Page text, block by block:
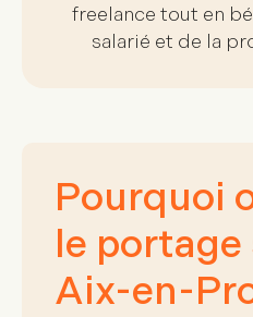
freelance tout en
salarié et de la
Pourquoi
le
Aix-en-